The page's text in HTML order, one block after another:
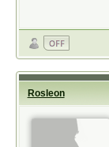
Rosleon